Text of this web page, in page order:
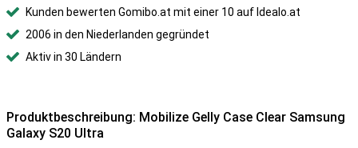
Kunden bewerten Gomibo.at mit einer 10 auf Idealo.at
2006 in den Niederlanden gegründet
Aktiv in 30 Ländern
Produktbeschreibung: Mobilize Gelly Case Clear Samsung
Galaxy S20 Ultra